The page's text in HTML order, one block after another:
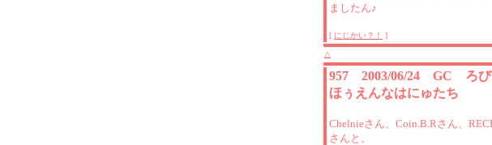
ましたん♪
[ にじかい？！ ]
△
957 2003/06/24 GC ろ
ほぅえんなはにゅたち
Chelnieさん、Coin.B.Rさん、
さんと。